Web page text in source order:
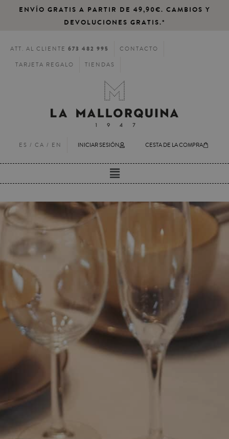
ENVÍO GRATIS A PARTIR DE 49,90€. CAMBIOS Y
DEVOLUCIONES GRATIS.*
ATT. AL CLIENTE 673 482 995 CONTACTO
TARJETA REGALO TIENDAS
ES / CA / EN INICIAR SESIÓN CESTA DE LA COMPRA